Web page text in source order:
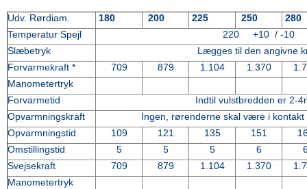
Udv. Rørdiam. 180 200 225 250
280
Temperatur Spejl
220 +10 / -10
Slæbetryk
Lægges til den angivne
Forvarmekraft *
709 879 1.104 1.370
Manometertryk
Forvarmetid
Indtil vulstbredden er 2-
Opvarmningskraft
Ingen, rørenderne skal være i kontakt
Opvarmningstid
109 121 135 151
Omstillingstid
5 5 5 6
Svejsekraft
709 879 1.104 1.370
Manometertryk